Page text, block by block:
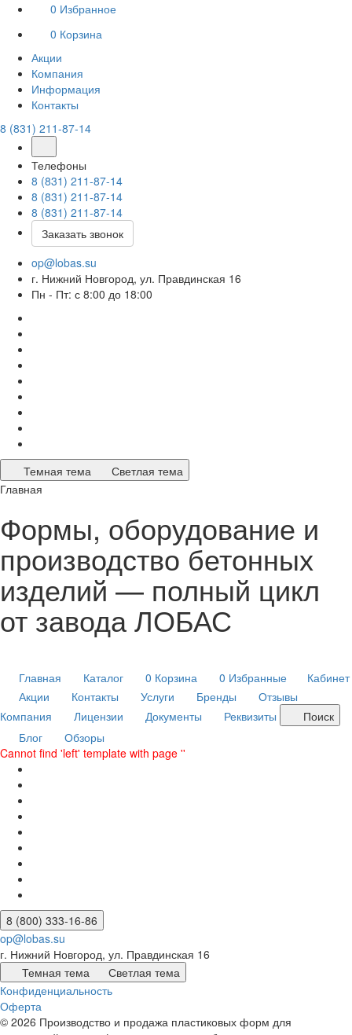
0 Избранное
0 Корзина
Акции
Компания
Информация
Контакты
8 (831) 211-87-14
Телефоны
8 (831) 211-87-14
8 (831) 211-87-14
8 (831) 211-87-14
Заказать звонок
op@lobas.su
г. Нижний Новгород, ул. Правдинская 16
Пн - Пт: с 8:00 до 18:00
Темная тема
Светлая тема
Главная
Формы, оборудование и
производство бетонных
изделий — полный цикл
от завода ЛОБАС
Главная Каталог 0 Корзина 0 Избранные
Кабинет
Акции
Контакты Услуги Бренды
Отзывы
Компания
Лицензии Документы Реквизиты
Поиск
Блог
Обзоры
Cannot find 'left' template with page ''
8 (800) 333-16-86
op@lobas.su
г. Нижний Новгород, ул. Правдинская 16
Темная тема
Светлая тема
Конфиденциальность
Оферта
© 2026 Производство и продажа пластиковых форм для